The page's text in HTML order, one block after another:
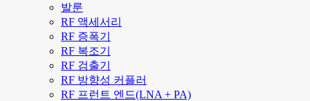
발룬
RF 액세서리
RF 증폭기
RF 복조기
RF 검출기
RF 방향성 커플러
RF 프런트 엔드(LNA + PA)